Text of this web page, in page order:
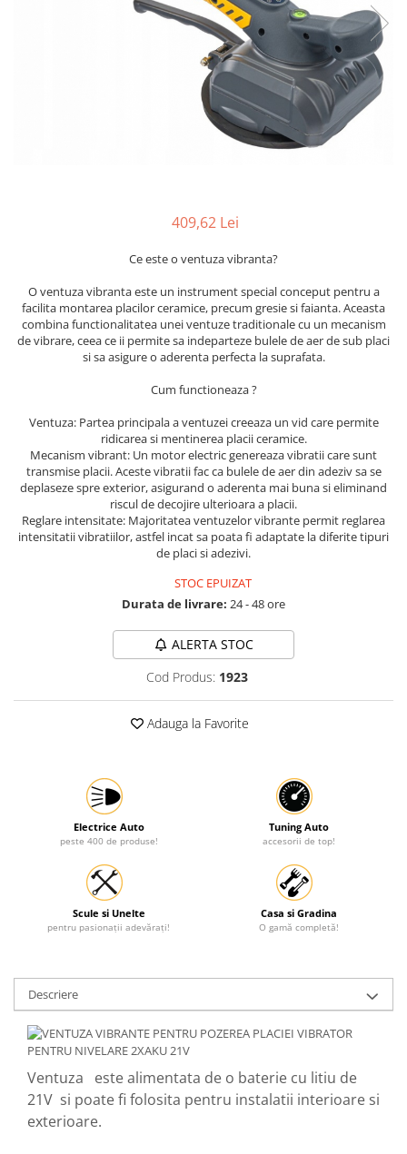
Masini de gaurit si Insurubat
Motoare electrice
Pistol de Lipit
Polizoare
Protectia muncii
Scule Pneumatice
Slefuitoare
Suport auto
Suport motocicleta
Tunuri de caldura si aeroteme
Utilaje constructie
Ventilatoare radiatoare
409,62 Lei
Ce este o ventuza vibranta?
O ventuza vibranta este un instrument special conceput pentru a
facilita montarea placilor ceramice, precum gresie si faianta. Aceasta
combina functionalitatea unei ventuze traditionale cu un mecanism
de vibrare, ceea ce ii permite sa indeparteze bulele de aer de sub placi
si sa asigure o aderenta perfecta la suprafata.
Cum functioneaza ?
Ventuza: Partea principala a ventuzei creeaza un vid care permite
ridicarea si mentinerea placii ceramice.
Mecanism vibrant: Un motor electric genereaza vibratii care sunt
transmise placii. Aceste vibratii fac ca bulele de aer din adeziv sa se
deplaseze spre exterior, asigurand o aderenta mai buna si eliminand
riscul de decojire ulterioara a placii.
Reglare intensitate: Majoritatea ventuzelor vibrante permit reglarea
intensitatii vibratiilor, astfel incat sa poata fi adaptate la diferite tipuri
de placi si adezivi.
STOC EPUIZAT
Durata de livrare: 24 - 48 ore
ALERTA STOC
Cod Produs: 1923
Adauga la Favorite
Electrice Auto
peste 400 de produse!
Tuning Auto
accesorii de top!
Scule si Unelte
pentru pasionații adevărați!
Casa si Gradina
O gamă completă!
Descriere
Ventuza este alimentata de o baterie cu litiu de
21V si poate fi folosita pentru instalatii interioare si
exterioare.